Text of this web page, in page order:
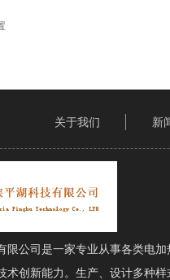
公司是一家专业从事各类电加
术创新能力。生产、设计多种
关于我们 新